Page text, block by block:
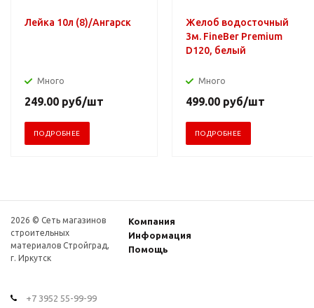
Лейка 10л (8)/Ангарск
Много
249.00 руб/шт
ПОДРОБНЕЕ
Желоб водосточный
3м. FineBer Premium
D120, белый
Много
499.00 руб/шт
ПОДРОБНЕЕ
2026 © Сеть магазинов
строительных
материалов Стройград,
г. Иркутск
Компания
Информация
Помощь
+7 3952 55-99-99